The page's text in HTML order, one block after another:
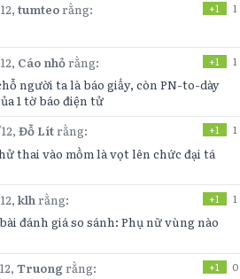
tumteorằng: +1 1
Cáo nhỏrằng: +1 1
người ta là báo giấy, còn PN-to-dày
1 tờ báo điện tử
Đỗ Lítrằng: +1 1
thai vào mồm là vọt lên chức đại tá
klh rằng: +1 1
đánh giá so sánh: Phụ nữ vùng nào
Truongrằng: +1 0